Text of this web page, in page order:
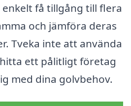
få tillgång till flera
och jämföra deras
Tveka inte att använda
ett pålitligt företag
med dina golvbehov.